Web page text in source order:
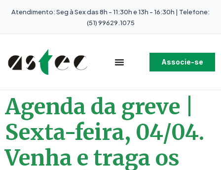
Atendimento: Seg à Sex das 8h - 11:30h e 13h - 16:30h | Telefone:
(51) 99629.1075
Associe-se
Agenda da greve |
Sexta-feira, 04/04.
Venha e traga os